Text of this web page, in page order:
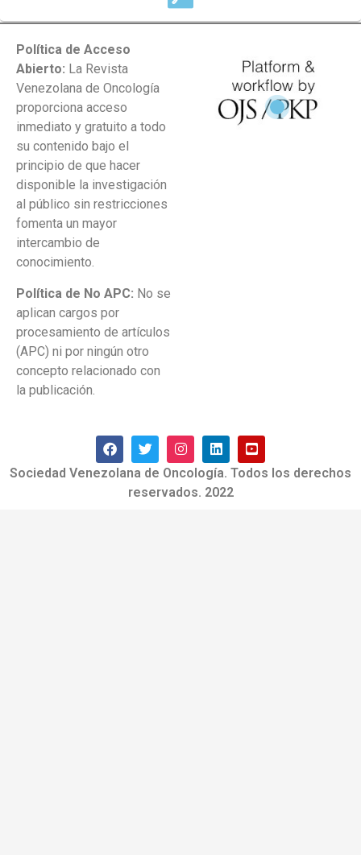
Política de Acceso
Abierto: La Revista
Venezolana de Oncología
proporciona acceso
inmediato y gratuito a todo
su contenido bajo el
principio de que hacer
disponible la investigación
al público sin restricciones
fomenta un mayor
intercambio de
conocimiento.
Política de No APC: No se
aplican cargos por
procesamiento de artículos
(APC) ni por ningún otro
concepto relacionado con
la publicación.
Sociedad Venezolana de Oncología. Todos los derechos
reservados. 2022